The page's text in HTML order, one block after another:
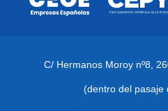
C/ Hermanos Moroy nº8,
(dentro del pasaje